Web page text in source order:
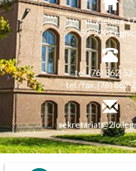
ul. Zielona 17
59-220
tel. (76) 862-
tel./fax. (76) 862-